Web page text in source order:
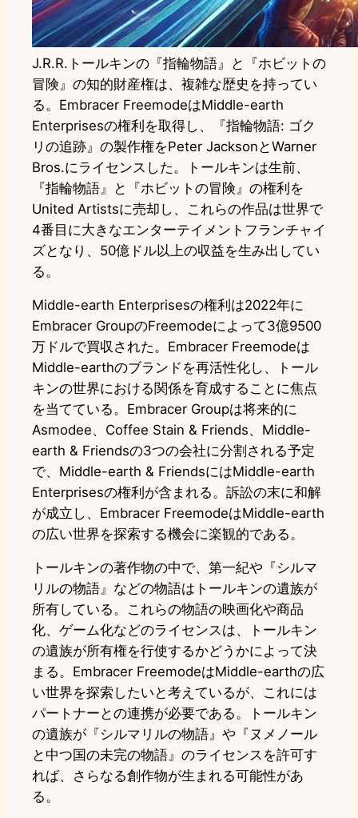
J.R.R.トールキンの『指輪物語』と『ホビットの
冒険』の知的財産権は、複雑な歴史を持ってい
る。Embracer FreemodeはMiddle-earth
Enterprisesの権利を取得し、『指輪物語: ゴク
リの追跡』の製作権をPeter JacksonとWarner
Bros.にライセンスした。トールキンは生前、
『指輪物語』と『ホビットの冒険』の権利を
United Artistsに売却し、これらの作品は世界で
4番目に大きなエンターテイメントフランチャイ
ズとなり、50億ドル以上の収益を生み出してい
る。
Middle-earth Enterprisesの権利は2022年に
Embracer GroupのFreemodeによって3億9500
万ドルで買収された。Embracer Freemodeは
Middle-earthのブランドを再活性化し、トール
キンの世界における関係を育成することに焦点
を当てている。Embracer Groupは将来的に
Asmodee、Coffee Stain & Friends、Middle-
earth & Friendsの3つの会社に分割される予定
で、Middle-earth & FriendsにはMiddle-earth
Enterprisesの権利が含まれる。訴訟の末に和解
が成立し、Embracer FreemodeはMiddle-earth
の広い世界を探索する機会に楽観的である。
トールキンの著作物の中で、第一紀や『シルマ
リルの物語』などの物語はトールキンの遺族が
所有している。これらの物語の映画化や商品
化、ゲーム化などのライセンスは、トールキン
の遺族が所有権を行使するかどうかによって決
まる。Embracer FreemodeはMiddle-earthの広
い世界を探索したいと考えているが、これには
パートナーとの連携が必要である。トールキン
の遺族が『シルマリルの物語』や『ヌメノール
と中つ国の未完の物語』のライセンスを許可す
れば、さらなる創作物が生まれる可能性があ
る。